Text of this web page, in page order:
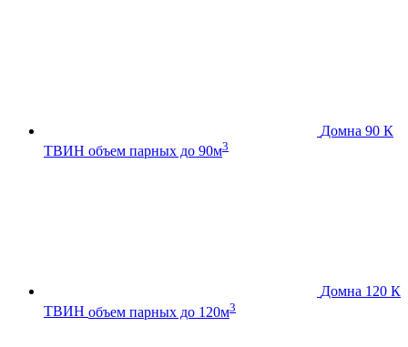
Домна 90 К
ТВИН объем парных до 90м3
Домна 120 К
ТВИН объем парных до 120м3